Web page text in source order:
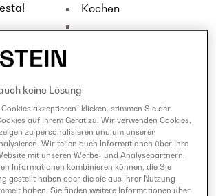
Kochen
Fondue
Sous Vide
Ratgeber
Klarstein shop
keine Lösung
akzeptieren“ klicken, stimmen Sie der
auf Ihrem Gerät zu. Wir verwenden Cookies,
zu personalisieren und um unseren
Wir teilen auch Informationen über Ihre
mit unseren Werbe- und Analysepartnern,
Informationen kombinieren können, die Sie
gestellt haben oder die sie aus Ihrer Nutzung
haben. Sie finden weitere Informationen über